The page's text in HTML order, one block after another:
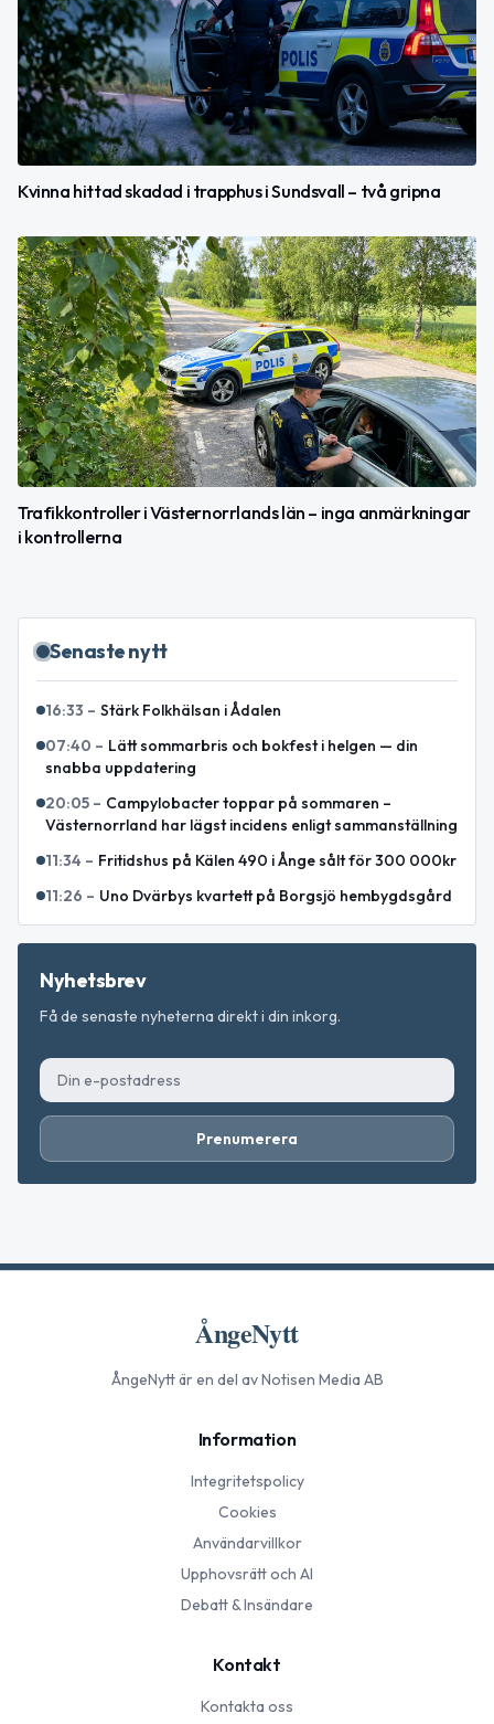
Kvinna hittad skadad i trapphus i Sundsvall – två gripna
Trafikkontroller i Västernorrlands län – inga anmärkningar
i kontrollerna
Senaste nytt
16:33 – Stärk Folkhälsan i Ådalen
07:40 – Lätt sommarbris och bokfest i helgen — din
snabba uppdatering
20:05 – Campylobacter toppar på sommaren –
Västernorrland har lägst incidens enligt sammanställning
11:34 – Fritidshus på Kälen 490 i Ånge sålt för 300 000kr
11:26 – Uno Dvärbys kvartett på Borgsjö hembygdsgård
Nyhetsbrev
Få de senaste nyheterna direkt i din inkorg.
Prenumerera
ÅngeNytt
ÅngeNyttär en del av Notisen Media AB
Information
Integritetspolicy
Cookies
Användarvillkor
Upphovsrätt och AI
Debatt & Insändare
Kontakt
Kontakta oss